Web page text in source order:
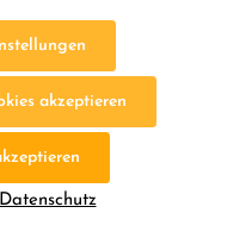
LED (2)
akzeptieren